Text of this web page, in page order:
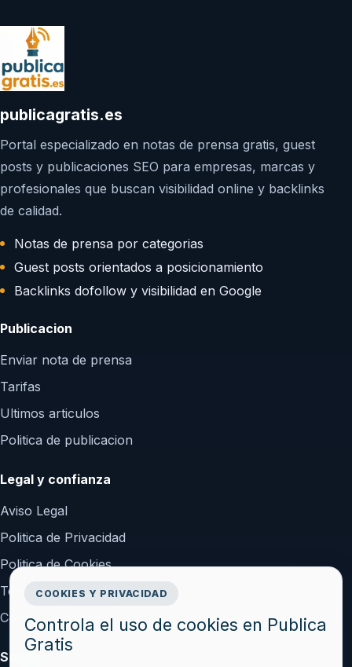
publicagratis.es
Portal especializado en notas de prensa gratis, guest
posts y publicaciones SEO para empresas, marcas y
profesionales que buscan visibilidad online y backlinks
de calidad.
Notas de prensa por categorias
Guest posts orientados a posicionamiento
Backlinks dofollow y visibilidad en Google
Publicacion
Enviar nota de prensa
Tarifas
Ultimos articulos
Politica de publicacion
Legal y confianza
Aviso Legal
Politica de Privacidad
Politica de Cookies
Terminos y Condiciones
Configurar cookies
Soporte
COOKIES Y PRIVACIDAD
Controla el uso de cookies en Publica
Gratis